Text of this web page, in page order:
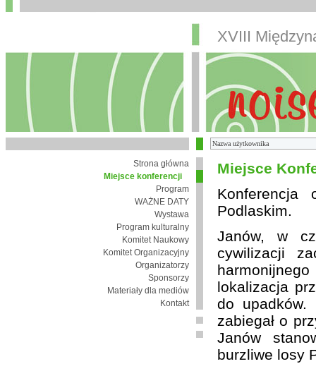
XVIII
Strona główna
Miejsce konferencji
Program
WAŻNE DATY
Wystawa
Program kulturalny
Komitet Naukowy
Komitet Organizacyjny
Organizatorzy
Sponsorzy
Materiały dla mediów
Kontakt
Miejsce
Podlaskim.
Janów, w
cywilizacji
lokalizacja
do upadków.
zabiegał o
Janów
burzliwe losy